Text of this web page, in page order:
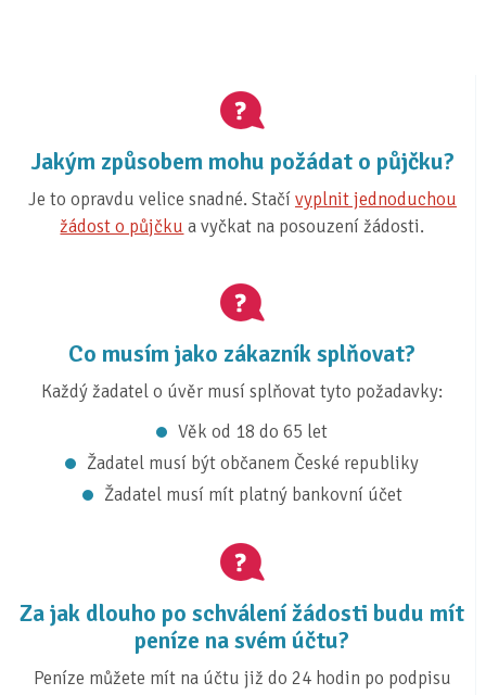
Jakým způsobem mohu požádat o půjčku?
Je to opravdu velice snadné. Stačívyplnit jednoduchou
žádost o půjčku a vyčkat na posouzení žádosti.
Co musím jako zákazník splňovat?
Každý žadatel o úvěr musí splňovat tyto požadavky:
Věk od 18 do 65 let
Žadatel musí být občanem České republiky
Žadatel musí mít platný bankovní účet
Za jak dlouho po schválení žádosti budu mít
peníze na svém účtu?
Peníze můžete mít na účtu již do 24 hodin po podpisu